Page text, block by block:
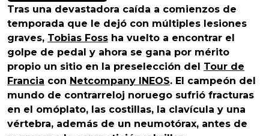
Tras una devastadora caída a comienzos de
temporada que le dejó con múltiples lesiones
graves, Tobias Foss ha vuelto a encontrar el
golpe de pedal y ahora se gana por mérito
propio un sitio en la preselección del Tour de
Francia con Netcompany INEOS. El campeón del
mundo de contrarreloj noruego sufrió fracturas
en el omóplato, las costillas, la clavícula y una
vértebra, además de un neumotórax, antes de